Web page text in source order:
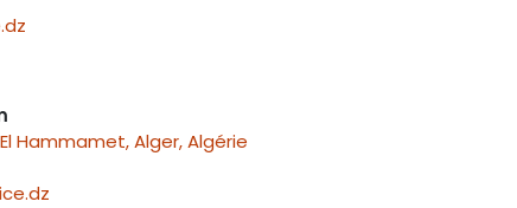
Hammamet, Alger, Algérie